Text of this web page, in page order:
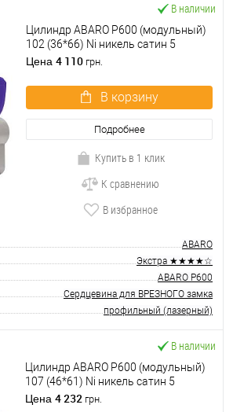
В наличии
Цилиндр ABARO P600 (модульный)
102 (36*66) Ni никель сатин 5
ключей
Цена 4 110 грн.
В корзину
Подробнее
Купить в 1 клик
К сравнению
В избранное
ABARO
Экстра ★★★★☆
ABARO P600
Сердцевина для ВРЕЗНОГО замка
профильный (лазерный)
В наличии
Цилиндр ABARO P600 (модульный)
107 (46*61) Ni никель сатин 5
ключей
Цена 4 232 грн.